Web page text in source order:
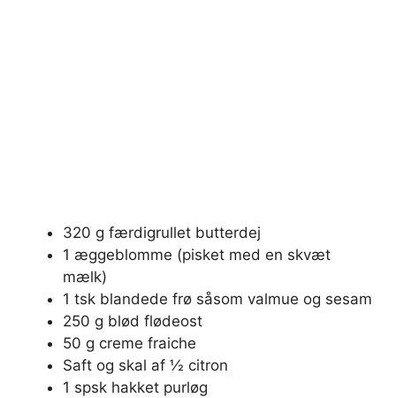
320 g færdigrullet butterdej
1 æggeblomme (pisket med en skvæt
mælk)
1 tsk blandede frø såsom valmue og sesam
250 g blød flødeost
50 g creme fraiche
Saft og skal af ½ citron
1 spsk hakket purløg